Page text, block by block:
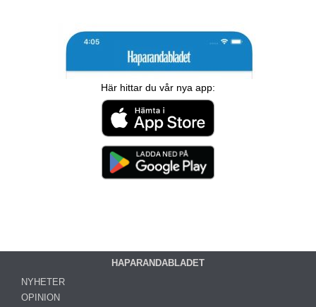
Här hittar du vår nya app:
HAPARANDABLADET
NYHETER
OPINION